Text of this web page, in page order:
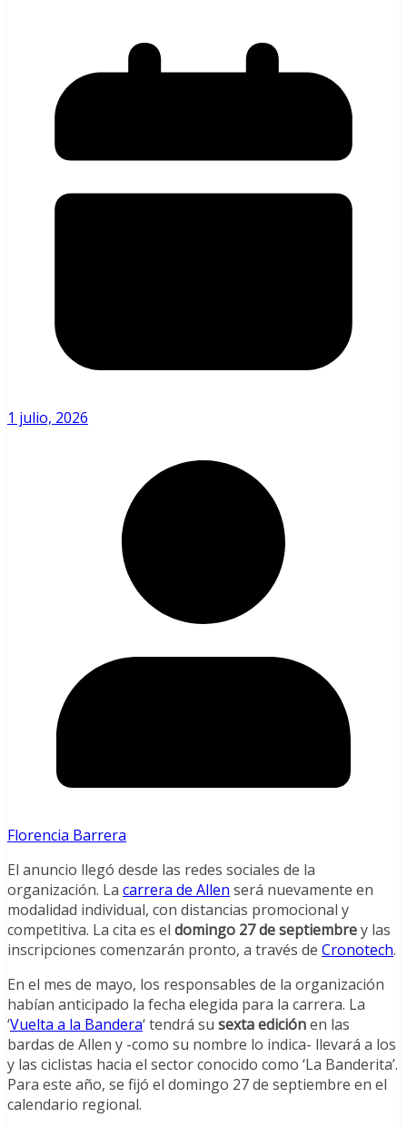
1 julio, 2026
Florencia Barrera
El anuncio llegó desde las redes sociales de la
organización. La carrera de Allen será nuevamente en
modalidad individual, con distancias promocional y
competitiva. La cita es el domingo 27 de septiembrey las
inscripciones comenzarán pronto, a través de Cronotech.
En el mes de mayo, los responsables de la organización
habían anticipado la fecha elegida para la carrera. La
‘Vuelta a la Bandera‘ tendrá su sexta ediciónen las
bardas de Allen y -como su nombre lo indica- llevará a los
y las ciclistas hacia el sector conocido como ‘La Banderita’.
Para este año, se fijó el domingo 27 de septiembre en el
calendario regional.